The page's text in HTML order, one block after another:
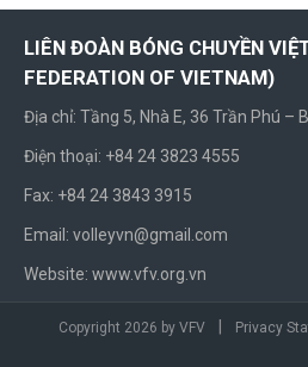
LIÊN ĐOÀN BÓNG CHUYỀN
FEDERATION OF VIETNAM)
Địa chỉ: Tầng 5, Nhà E, 36 Trần Phú –
Điện thoại: +84 24 3823 4555
Fax: +84 24 3843 3915
Email: volleyvn@gmail.com
Website: www.vfv.org.vn
Copyright 2026 by VFV | Privacy